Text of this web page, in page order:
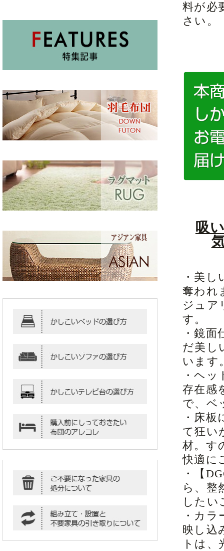
料が必
さい。
吸
・美
奪われ
ジュア
す。
・鏡
だ美し
います
・ヘ
存在感
で、ベ
・床
て狂い
材。す
快適に
・【
ら、整
したい
・カ
映し込
トは